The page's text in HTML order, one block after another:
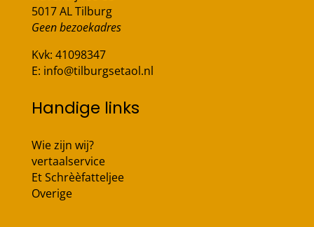
5017 AL Tilburg
Geen bezoekadres
Kvk: 41098347
E: info@tilburgsetaol.nl
Handige links
Wie zijn wij?
vertaalservice
Et Schrèèfatteljee
Overige